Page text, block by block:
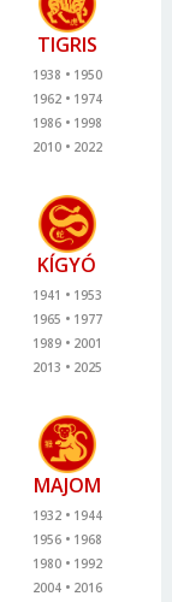
TIGRIS
1938
1950
1962
1974
1986
1998
2010
2022
KÍGYÓ
1941
1953
1965
1977
1989
2001
2013
2025
MAJOM
1932
1944
1956
1968
1980
1992
2004
2016